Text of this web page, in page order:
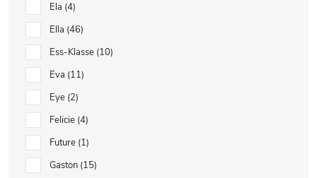
Ela 4
Ella 46
Ess-Klasse 10
Eva 11
Eye 2
Felicie 4
Future 1
Gaston 15